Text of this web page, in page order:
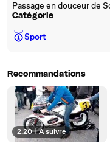
Passage en douceur de
Catégorie
🥇Sport
Recommandations
2:20 | À suivre